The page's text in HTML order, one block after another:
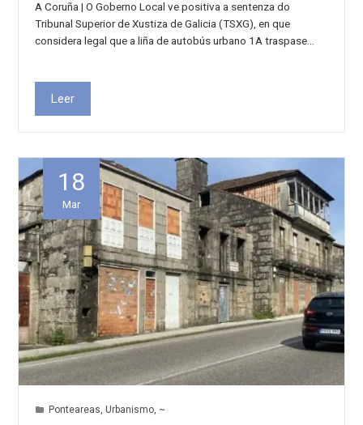
A Coruña | O Goberno Local ve positiva a sentenza do
Tribunal Superior de Xustiza de Galicia (TSXG), en que
considera legal que a liña de autobús urbano 1A traspase…
Leer
18
Mar
Ponteareas, Urbanismo, ~